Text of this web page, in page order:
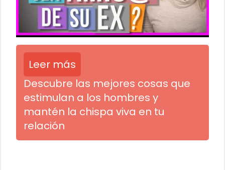
Leer más
Descubre las mejores cosas que
estimulan a los hombres y
mantén la chispa viva en tu
relación